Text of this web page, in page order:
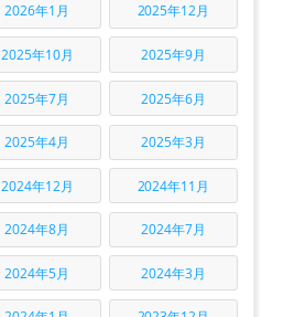
2026年1月 2025年12月
2025年10月 2025年9月
2025年7月 2025年6月
2025年4月 2025年3月
2024年12月 2024年11月
2024年8月 2024年7月
2024年5月 2024年3月